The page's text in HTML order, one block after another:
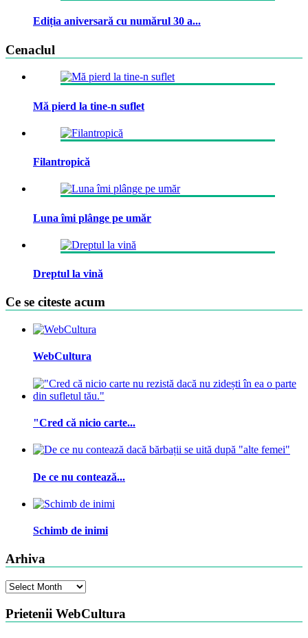
Ediția aniversară cu numărul 30 a...
Cenaclul
Mă pierd la tine-n suflet
Filantropică
Luna îmi plânge pe umăr
Dreptul la vină
Ce se citeste acum
WebCultura
"Cred că nicio carte...
De ce nu contează...
Schimb de inimi
Arhiva
Arhiva
Prietenii WebCultura